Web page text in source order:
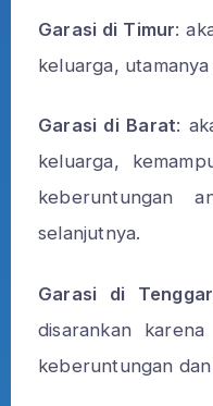
Garasi di Timur:
keluarga,
Garasi di Barat:
keluarga,
keberuntungan
selanjutnya.
Garasi di
disarankan
keberuntungan